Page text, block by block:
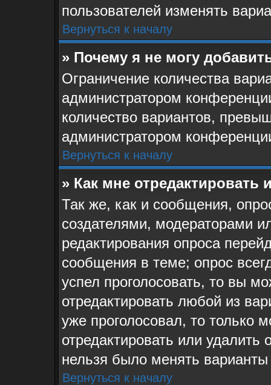
пользователей изменять
Вернуться к началу
» Почему я не могу
Ограничение количества
администратором
количество вариантов,
администратором
Вернуться к началу
» Как мне отредактировать
Так же, как и сообщения,
создателями, модераторами
редактирования опроса
сообщения в теме; опрос
успел проголосовать, то вы
отредактировать любой из
уже проголосовал, то только
отредактировать или
нельзя было менять
Вернуться к началу